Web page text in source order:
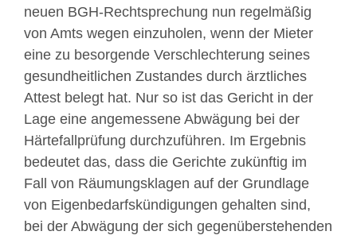
neuen BGH-Rechtsprechung nun regelmäßig
von Amts wegen einzuholen, wenn der Mieter
eine zu besorgende Verschlechterung seines
gesundheitlichen Zustandes durch ärztliches
Attest belegt hat. Nur so ist das Gericht in der
Lage eine angemessene Abwägung bei der
Härtefallprüfung durchzuführen. Im Ergebnis
bedeutet das, dass die Gerichte zukünftig im
Fall von Räumungsklagen auf der Grundlage
von Eigenbedarfskündigungen gehalten sind,
bei der Abwägung der sich gegenüberstehenden